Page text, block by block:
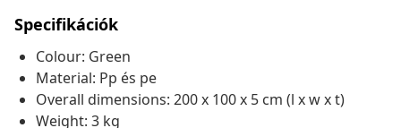
Specifikációk
Colour: Green
Material: Pp és pe
Overall dimensions: 200 x 100 x 5 cm (l x w x t)
Weight: 3 kg